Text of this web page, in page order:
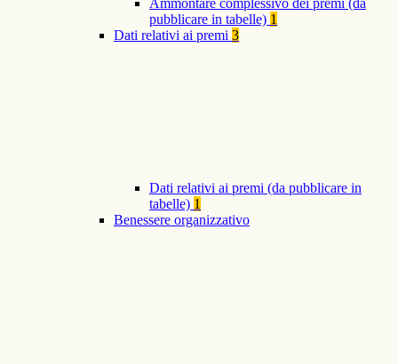
Ammontare complessivo dei premi (da
pubblicare in tabelle) 1
Dati relativi ai premi 3
Dati relativi ai premi (da pubblicare in
tabelle) 1
Benessere organizzativo